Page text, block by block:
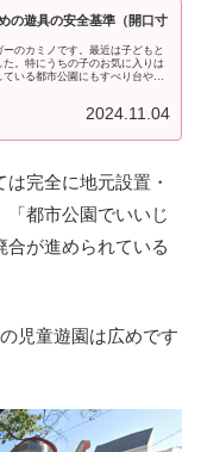
の遊具の安全基準（開口寸
のカミノです。最近は子どもと
。特にうちの子のお気に入りは
いる都市公園にもすべり台やブ
2024.11.04
完全に地元設置・
都市公園でいいじ
合が進められている
児童遊園は広めです